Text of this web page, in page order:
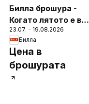
Билла брошура -
Когато лятото е в
разгара си
23.07. - 19.08.2026
Билла
Цена в
брошурата